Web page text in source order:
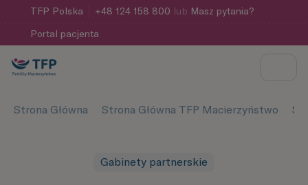
TFP Polska +48 124 158 800 lub Masz pytania?
Portal pacjenta
Strona Główna Strona Główna TFP Macierzyństwo
Gabinety partnerskie